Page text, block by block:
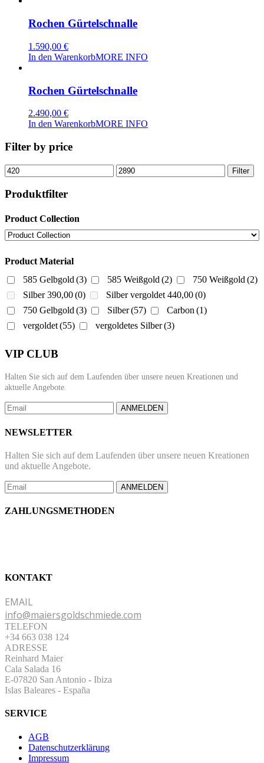
Rochen Gürtelschnalle
1.590,00 €
In den WarenkorbMORE INFO
Rochen Gürtelschnalle
2.490,00 €
In den WarenkorbMORE INFO
Filter by price
Min.
Preis
Max.
Preis
Filter
Produktfilter
Product Collection
Product Material
585 Gelbgold (3) 585 Weißgold (2) 750 Weißgold (2)
Silber 390,00(0) Silber vergoldet 440,00(0)
750 Gelbgold (3) Silber(57) Carbon (1)
vergoldet(55) vergoldetes Silber(3)
VIP CLUB
Halten Sie sich auf dem Laufenden über unsere neuen Kreationen und
aktuelle Angebote.
ANMELDEN
NEWSLETTER
Halten Sie sich auf dem Laufenden über unsere neuen Kreationen
und aktuelle Angebote.
ANMELDEN
ZAHLUNGSMETHODEN
KONTAKT
EMAIL
info@maiersgoldschmiede.com
TELEFON
+34 663 038 124
ADRESSE
Reinhard Maier
Cala Salada 16
E-07820 San Antonio - Ibiza
Islas Baleares - España
SERVICE
AGB
Datenschutzerklärung
Impressum